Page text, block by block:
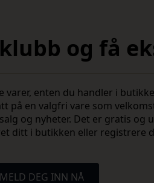
og få
enten du handler i
på en valgfri vare som
og nyheter. Det er gratis og
ditt i butikken eller registrere
MELD DEG INN NÅ